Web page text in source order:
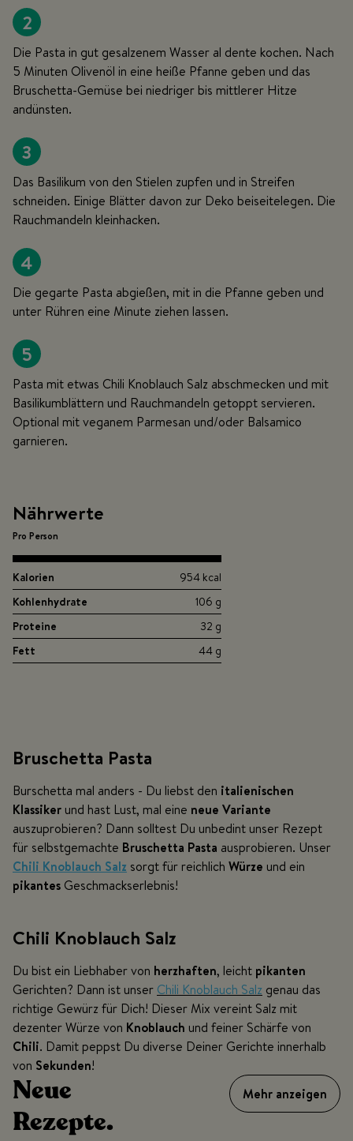
2
Die Pasta in gut gesalzenem Wasser al dente kochen. Nach
5 Minuten Olivenöl in eine heiße Pfanne geben und das
Bruschetta-Gemüse bei niedriger bis mittlerer Hitze
andünsten.
3
Das Basilikum von den Stielen zupfen und in Streifen
schneiden. Einige Blätter davon zur Deko beiseitelegen. Die
Rauchmandeln kleinhacken.
4
Die gegarte Pasta abgießen, mit in die Pfanne geben und
unter Rühren eine Minute ziehen lassen.
5
Pasta mit etwas Chili Knoblauch Salz abschmecken und mit
Basilikumblättern und Rauchmandeln getoppt servieren.
Optional mit veganem Parmesan und/oder Balsamico
garnieren.
Nährwerte
Pro Person
Kalorien
954 kcal
Kohlenhydrate
106 g
Proteine
32 g
Fett
44 g
Bruschetta Pasta
Burschetta mal anders - Du liebst den italienischen
Klassiker und hast Lust, mal eine neue Variante
auszuprobieren? Dann solltest Du unbedint unser Rezept
für selbstgemachte Bruschetta Pasta ausprobieren. Unser
Chili Knoblauch Salz sorgt für reichlich Würze und ein
pikantes Geschmackserlebnis!
Chili Knoblauch Salz
Du bist ein Liebhaber von herzhaften, leicht pikanten
Gerichten? Dann ist unser Chili Knoblauch Salz genau das
richtige Gewürz für Dich! Dieser Mix vereint Salz mit
dezenter Würze von Knoblauch und feiner Schärfe von
Chili. Damit peppst Du diverse Deiner Gerichte innerhalb
von Sekunden!
Neue
Rezepte.
Mehr anzeigen